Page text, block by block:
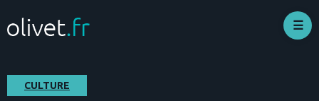
contenu
principal
CULTURE